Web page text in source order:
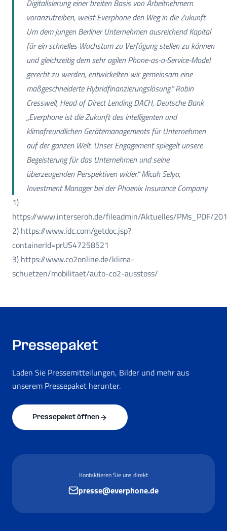
Digitalisierung einer breiten Basis von Arbeitnehmern
voranzutreiben, weist Everphone den Weg in die Zukunft.
Um dem jungen Berliner Unternehmen ausreichend Kapital
für ein schnelles Wachstum zu Verfügung stellen zu können
und gleichzeitig dem sehr agilen Phone-as-a-Service-Model
gerecht zu werden, entwickelten wir gemeinsam eine
maßgeschneiderte Hybridfinanzierungslösung.“ Robin
Cresswell, Head of Direct Lending DACH, Deutsche Bank
„Everphone ist die Zukunft des intelligenten und
klimafreundlichen Gerätemanagements für Unternehmen
auf der ganzen Welt. Unser Engagement spiegelt unsere
Begeisterung für das Unternehmen und seine
überzeugenden Perspektiven wider.“ Micah Selya,
Investment Manager bei der Phoenix Insurance Company
1)
https://www.interseroh.de/fileadmin/Aktuelles/PMs_PDF/
2) https://www.idc.com/getdoc.jsp?
containerId=prUS47258521
3) https://www.co2online.de/klima-
schuetzen/mobilitaet/auto-co2-ausstoss/
Pressepaket
Laden Sie Pressemitteilungen, Bilder und mehr aus
unserem Pressepaket herunter.
Pressepaket öffnen
Kontaktieren Sie uns direkt
presse@everphone.de